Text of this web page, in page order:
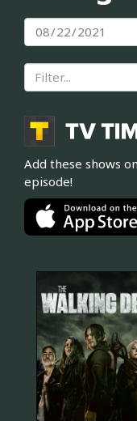
Add these shows
episode!